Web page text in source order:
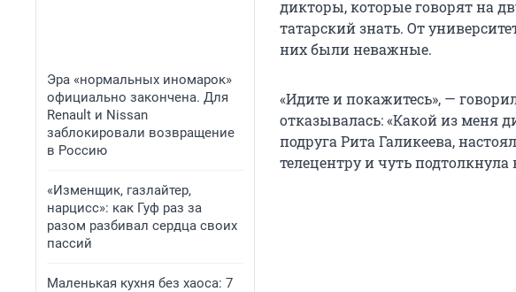
Эра «нормальных иномарок»
официально закончена. Для
Renault и Nissan
заблокировали возвращение
в Россию
«Изменщик, газлайтер,
нарцисс»: как Гуф раз за
разом разбивал сердца своих
пассий
Маленькая кухня без хаоса: 7
дикторы, которые говорят на
татарский знать. От
них были неважные.
«Идите и покажитесь», —
отказывалась: «Какой из меня
подруга Рита Галикеева,
телецентру и чуть